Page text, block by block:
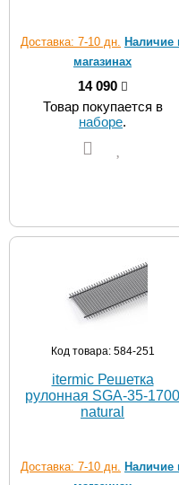
Доставка: 7-10 дн. Наличие
магазинах
14 090
Товар покупается в
наборе.
Код товара: 584-251
itermic Решетка
рулонная SGA-35-1700
natural
Доставка: 7-10 дн. Наличие